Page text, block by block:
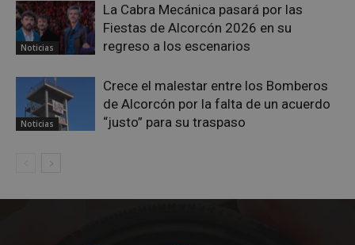
Noticias
La Cabra Mecánica pasará por las
Fiestas de Alcorcón 2026 en su
regreso a los escenarios
Noticias
Crece el malestar entre los Bomberos
de Alcorcón por la falta de un acuerdo
“justo” para su traspaso
Inc.
Google
Privacy Policy